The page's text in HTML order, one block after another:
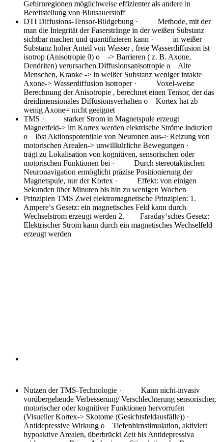
Gehirnregionen möglichweise effizienter als andere in
Bereitstellung von Blutsauerstoff
DTI Diffusions-Tensor-Bildgebung · Methode, mit der
man die Integrität der Faserstränge in der weißen Substanz
sichtbar machen und quantifizieren kann · in weißer
Substanz hoher Anteil von Wasser , freie Wasserdiffusion ist
isotrop (Anisotropie 0) o -> Barrieren ( z. B. Axone,
Dendriten) verursachen Diffusionsanisotropie o Alte
Menschen, Kranke -> in weißer Substanz weniger intakte
Axone-> Wasserdiffusion isotroper · Voxel-weise
Berechnung der Anisotropie , berechnet einen Tensor, der das
dreidimensionales Diffusionsverhalten o Kortex hat zb
wenig Axone= nicht geeignet
TMS · starker Strom in Magnetspule erzeugt
Magnetfeld-> im Kortex werden elektrische Ströme induziert
o löst Aktionspotentiale von Neuronen aus-> Reizung von
motorischen Arealen-> unwillkürliche Bewegungen ·
trägt zu Lokalisation von kognitiven, sensorischen oder
motorischen Funktionen bei · Durch stereotaktischen
Neuronavigation ermöglicht präzise Positionierung der
Magnetspule, nur der Kortex · Effekt: von einigen
Sekunden über Minuten bis hin zu wenigen Wochen
Prinzipien TMS Zwei elektromagnetische Prinzipien: 1.
Ampere‘s Gesetz: ein magnetisches Feld kann durch
Wechselstrom erzeugt werden 2. Faraday‘sches Gesetz:
Elektrischer Strom kann durch ein magnetisches Wechselfeld
erzeugt werden
Nutzen der TMS-Technologie · Kann nicht-invasiv
vorübergehende Verbesserung/ Verschlechterung sensorischer,
motorischer oder kognitiver Funktionen hervorrufen
(Visueller Kortex-> Skotome (Gesichtsfeldausfälle)) ·
Antidepressive Wirkung o Tiefenhirnstimulation, aktiviert
hypoaktive Arealen, überbrückt Zeit bis Antidepressiva